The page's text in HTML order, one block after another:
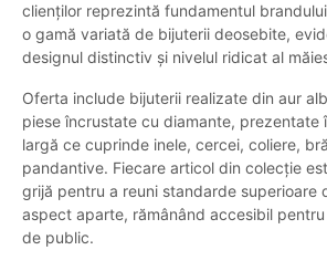
clienților reprezintă fundamentul
o gamă variată de bijuterii deosebite,
designul distinctiv și nivelul ridicat al
Oferta include bijuterii realizate din aur
piese încrustate cu diamante, prezentate
largă ce cuprinde inele, cercei, coliere,
pandantive. Fiecare articol din colecție
grijă pentru a reuni standarde superioare
aspect aparte, rămânând accesibil
de public.